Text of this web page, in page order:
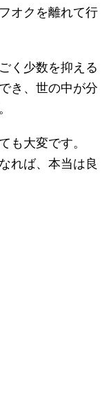
オクを離れて行
く少数を抑える
き、世の中が分
も大変です。
れば、本当は良